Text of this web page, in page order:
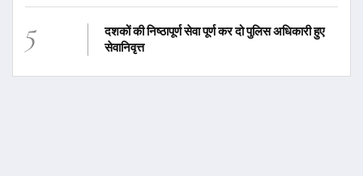
5
दशकों की निष्ठापूर्ण सेवा पूर्ण कर दो पुलिस अधिकारी हुए
सेवानिवृत्त